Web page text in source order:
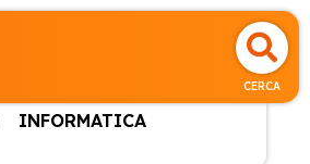
CERCA
INFORMATICA